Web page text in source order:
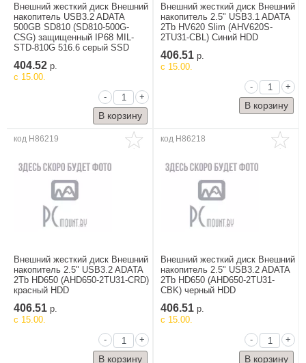
Спорт и отдых
спорт
Часы, сумки и
прочие
Внешний жесткий диск Внешний
накопитель USB3.2 ADATA
500GB SD810 (SD810-500G-
CSG) защищенный IP68 MIL-
STD-810G 516.6 серый SSD
404.52 р.
c 15.00.
-
+
Внешний жесткий диск Внешний
накопитель 2.5" USB3.1 ADATA
2Tb HV620 Slim (AHV620S-
2TU31-CBL) Синий HDD
406.51 р.
c 15.00.
-
+
код H86219
Внешний жесткий диск Внешний
накопитель 2.5" USB3.2 ADATA
2Tb HD650 (AHD650-2TU31-CRD)
красный HDD
406.51 р.
c 15.00.
-
+
код H86218
Внешний жесткий диск Внешний
накопитель 2.5" USB3.2 ADATA
2Tb HD650 (AHD650-2TU31-
CBK) черный HDD
406.51 р.
c 15.00.
-
+